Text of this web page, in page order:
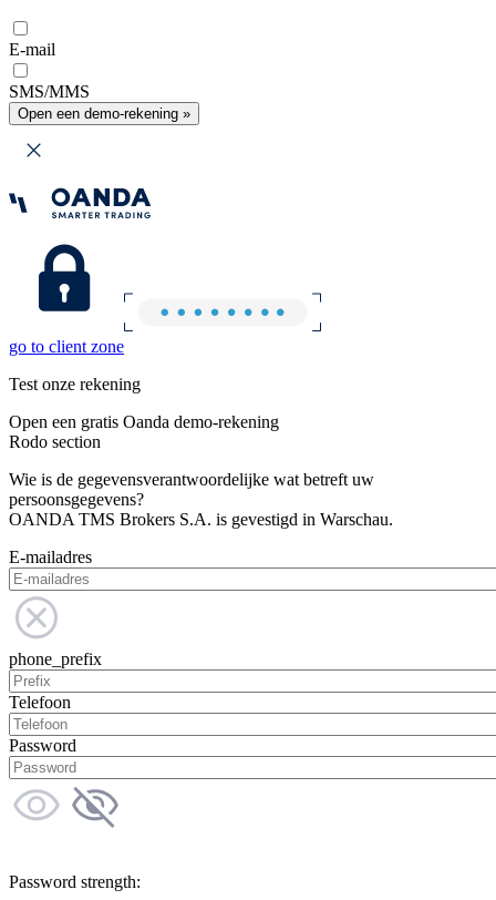
E-mail
SMS/MMS
Open een demo-rekening »
go to client zone
Test onze rekening
Open een gratis Oanda demo-rekening
Rodo section
Wie is de gegevensverantwoordelijke wat betreft uw
persoonsgegevens?
OANDA TMS Brokers S.A. is gevestigd in Warschau.
E-mailadres
phone_prefix
Telefoon
Password
Password strength: